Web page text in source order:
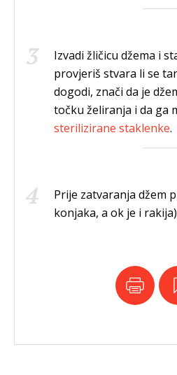
Izvadi žličicu džema i
provjeriš stvara li se
dogodi, znači da je
točku želiranja i da ga
sterilizirane staklenke.
Prije zatvaranja džem
konjaka, a ok je i